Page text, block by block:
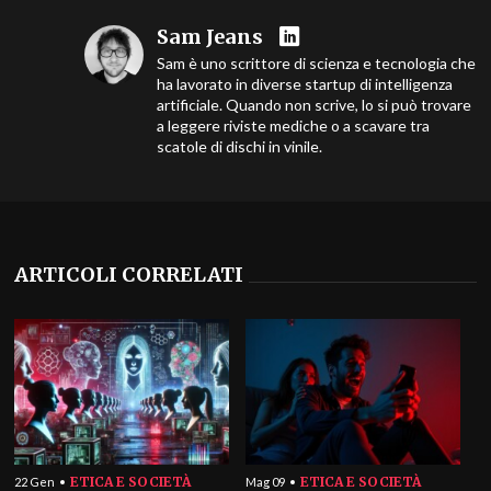
Sam Jeans
Sam è uno scrittore di scienza e tecnologia che
ha lavorato in diverse startup di intelligenza
artificiale. Quando non scrive, lo si può trovare
a leggere riviste mediche o a scavare tra
scatole di dischi in vinile.
ARTICOLI CORRELATI
22 Gen ETICA E SOCIETÀ Mag 09 ETICA E SOCIETÀ